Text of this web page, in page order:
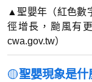
▲聖嬰年（紅色數
徑增長，颱風有
cwa.gov.tw）
🟡聖嬰現象是什